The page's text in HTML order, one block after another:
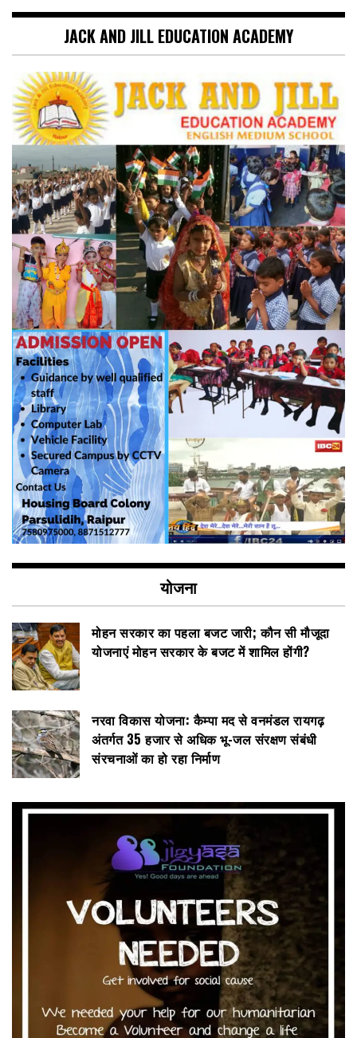
JACK AND JILL EDUCATION ACADEMY
योजना
मोहन सरकार का पहला बजट जारी; कौन सी मौजूदा
योजनाएं मोहन सरकार के बजट में शामिल होंगी?
नरवा विकास योजना: कैम्पा मद से वनमंडल रायगढ़
अंतर्गत 35 हजार से अधिक भू-जल संरक्षण संबंधी
संरचनाओं का हो रहा निर्माण